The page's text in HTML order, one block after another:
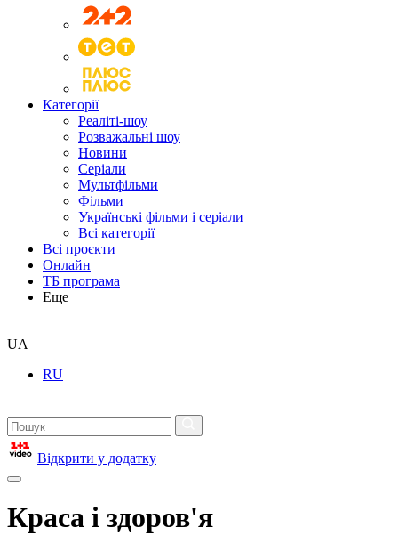
Категорії
Реаліті-шоу
Розважальні шоу
Новини
Серіали
Мультфільми
Фільми
Українські фільми і серіали
Всі категорії
Всі проєкти
Онлайн
ТБ програма
Еще
UA
RU
Відкрити у додатку
Краса і здоров'я